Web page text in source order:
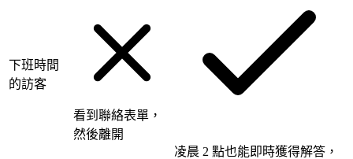
下班時間
的訪客
看到聯絡表單，
然後離開
凌晨 2 點也能即時獲得解答，